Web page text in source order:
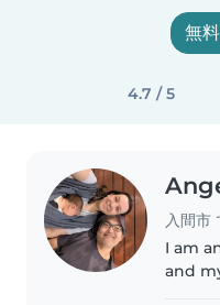
無
4.7 / 5
I am
and